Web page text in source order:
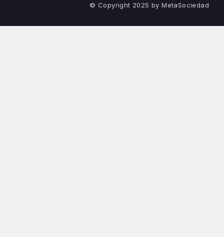
© Copyright 2025 by MetaSociedad